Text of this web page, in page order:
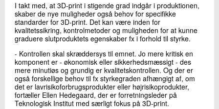
Send
I takt med, at 3D-print i stigende grad indgår i produktionen,
skaber de nye muligheder også behov for specifikke
standarder for 3D-print. Det kan være inden for
kvalitetssikring, kontrolmetoder og muligheden for at kunne
graduere slutproduktets egenskaber fx i forhold til styrke.
- Kontrollen skal skræddersys til emnet. Jo mere kritisk en
komponent er - økonomisk eller sikkerhedsmæssigt - des
mere minutiøs og grundig er kvalitetskontrollen. Og der er
også forskellige behov til fx styrkegraden afhængigt af, om
det er lavrisikoforbrugsprodukter eller højrisikoprodukter,
fortæller Ellen Hedegaard, der er forretningsleder på
Teknologisk Institut med særligt fokus på 3D-print.